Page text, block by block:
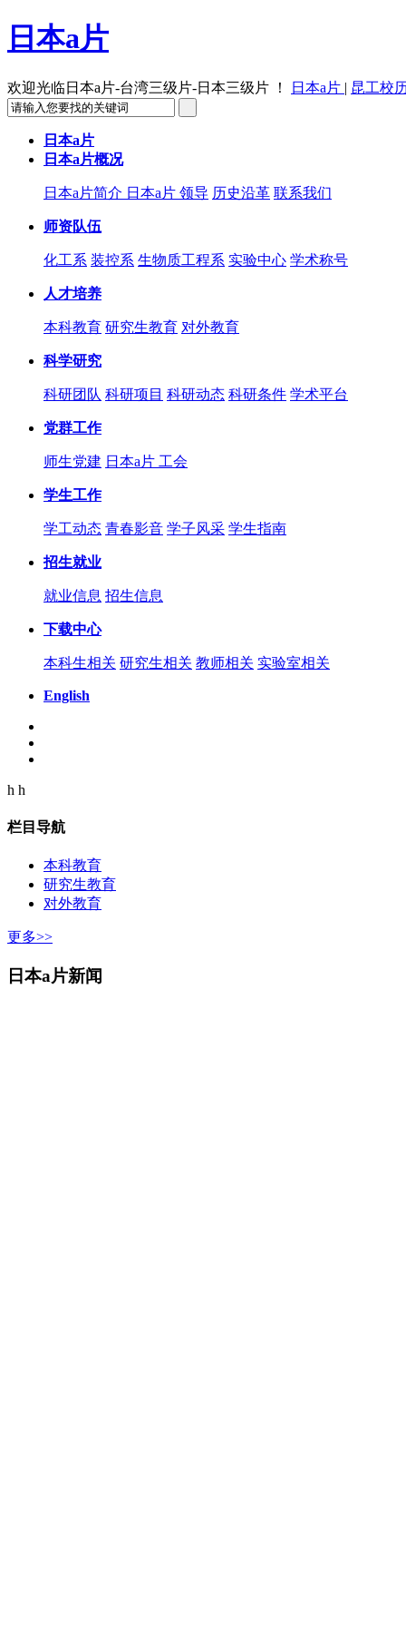
日本a片
欢迎光临日本a片-台湾三级片-日本三级片 ！ 日本a片 | 昆工校
日本a片
日本a片概况
日本a片简介 日本a片 领导 历史沿革 联系我们
师资队伍
化工系 装控系 生物质工程系 实验中心 学术称号
人才培养
本科教育 研究生教育 对外教育
科学研究
科研团队 科研项目 科研动态 科研条件 学术平台
党群工作
师生党建 日本a片 工会
学生工作
学工动态 青春影音 学子风采 学生指南
招生就业
就业信息 招生信息
下载中心
本科生相关 研究生相关 教师相关 实验室相关
English
h h
栏目导航
本科教育
研究生教育
对外教育
更多>>
日本a片新闻